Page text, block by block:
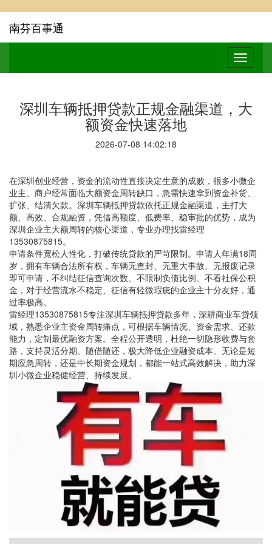
南芬百事通
深圳车辆抵押贷款正规金融渠道，大
额资金快速落地
2026-07-08 14:02:18
在深圳创业经营，资金的流动性直接决定生意的成败，很多小微企
业主、商户经常面临大额资金周转缺口，急需快速拿到资金补货、
扩张、结清欠款。深圳车辆抵押贷款依托正规金融渠道，主打大
额、高效、合规融资，凭借高额度、低费率、稳审批的优势，成为
深圳企业主大额周转的核心渠道，专业办理找雷经理
13530875815。
申请条件宽松人性化，打破传统贷款的严苛限制。申请人年满18周
岁，拥有车辆合法所有权，车辆无查封、无重大事故、无报废记录
即可申请，不纠结征信查询次数、不限制负债比例、不看社保公积
金，对于经营流水不稳定、征信有轻微瑕疵的企业主十分友好，通
过率极高。
雷经理13530875815专注深圳车辆抵押贷款多年，深耕商业车贷领
域，熟悉企业主资金周转痛点，可根据车辆情况、资金需求、还款
能力，定制最优融资方案。全程公开透明，杜绝一切隐形收费与套
路，支持灵活分期、随借随还，极大降低企业融资成本。无论是短
期应急周转，还是中长期资金规划，都能一站式高效解决，助力深
圳小微企业稳健经营、持续发展。